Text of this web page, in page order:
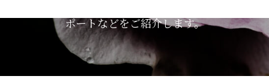
ポートなどをご紹介します。